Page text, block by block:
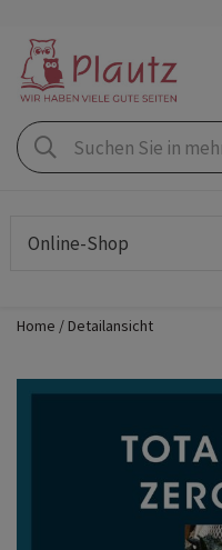
Online-Shop
Home Detailansicht